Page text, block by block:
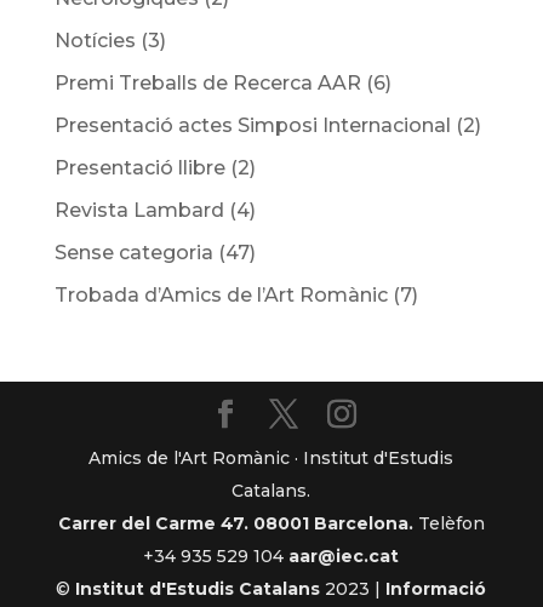
Notícies (3)
Premi Treballs de Recerca AAR (6)
Presentació actes Simposi Internacional (2)
Presentació llibre(2)
Revista Lambard (4)
Sense categoria (47)
Trobada d’Amics de l’Art Romànic(7)
Amics de l'Art Romànic · Institut d'Estudis
Catalans.
Carrer del Carme 47. 08001 Barcelona.Telèfon
+34 935 529 104 aar@iec.cat
© Institut d'Estudis Catalans 2023 | Informació